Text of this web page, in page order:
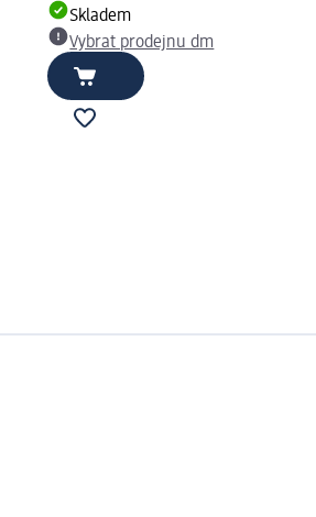
Skladem
Vybrat prodejnu dm